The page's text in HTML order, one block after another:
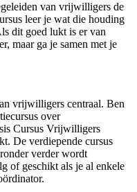
van vrijwilligers de
leer je wat die houding
dit goed lukt is er van
maar ga je samen met je
vrijwilligers centraal. Ben
over
Cursus Vrijwilligers
De verdiepende cursus
verder wordt
of geschikt als je al enkele